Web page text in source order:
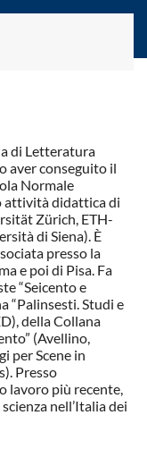
di Letteratura
aver conseguito il
Normale
attività didattica di
Zürich, ETH-
di Siena). È
presso la
e poi di Pisa. Fa
“Seicento e
“Palinsesti. Studi e
della Collana
(Avellino,
per Scene in
Presso
lavoro più recente,
nell’Italia dei